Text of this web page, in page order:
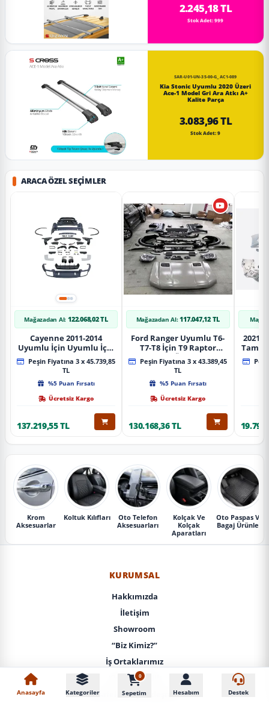
2.245,18 TL
Stok Adet: 999
SAR-U01-UN-35-00-G_AC1-089
Kia Stonic Uyumlu 2020 Üzeri
Ace-1 Model Gri Ara Atkı A+
Kalite Parça
3.083,96 TL
Stok Adet: 9
ARACA ÖZEL SEÇIMLER
Mağazadan Al: 122.068,02 TL
Cayenne 2011-2014
Uyumlu İçin Uyumlu İçin
2019+ Bagaj Facelift
Parça
Peşin Fiyatına 3 x 45.739,85
TL
%5 Puan Fırsatı
Ücretsiz Kargo
137.219,55 TL
Mağazadan Al: 117.047,12 TL
Ford Ranger Uyumlu T6-
T7-T8 İçin T9 Raptor
Dönüşüm (Ön Arka Full)
Parça
Peşin Fiyatına 3 x 43.389,45
TL
%5 Puan Fırsatı
Ücretsiz Kargo
130.168,36 TL
2021+
Krom
Aksesuarlar
Koltuk Kılıfları
Oto Telefon
Aksesuarları
Kolçak Ve
Kolçak
Aparatları
Oto Paspas Ve
Bagaj Ürünleri
KURUMSAL
Hakkımızda
İletişim
Showroom
“Biz Kimiz?”
İş Ortaklarımız
KVKK / Gizlilik
Mesafeli Satış Sözleşmesi
Anasayfa Kategoriler
0
Sepetim Hesabım Destek